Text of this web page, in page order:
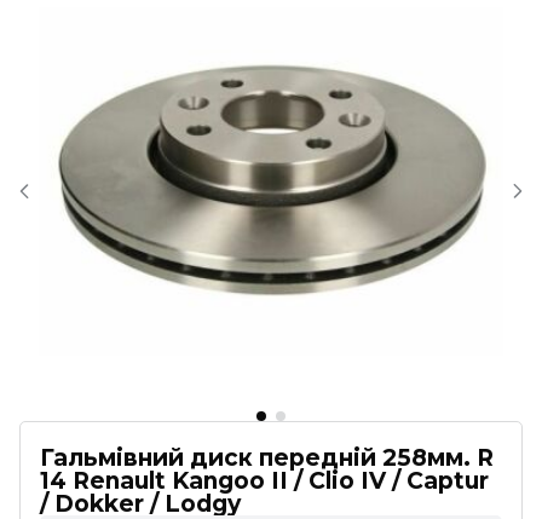
Гальмівний диск передній 258мм. R
14 Renault Kangoo II / Clio IV / Captur
/ Dokker / Lodgy